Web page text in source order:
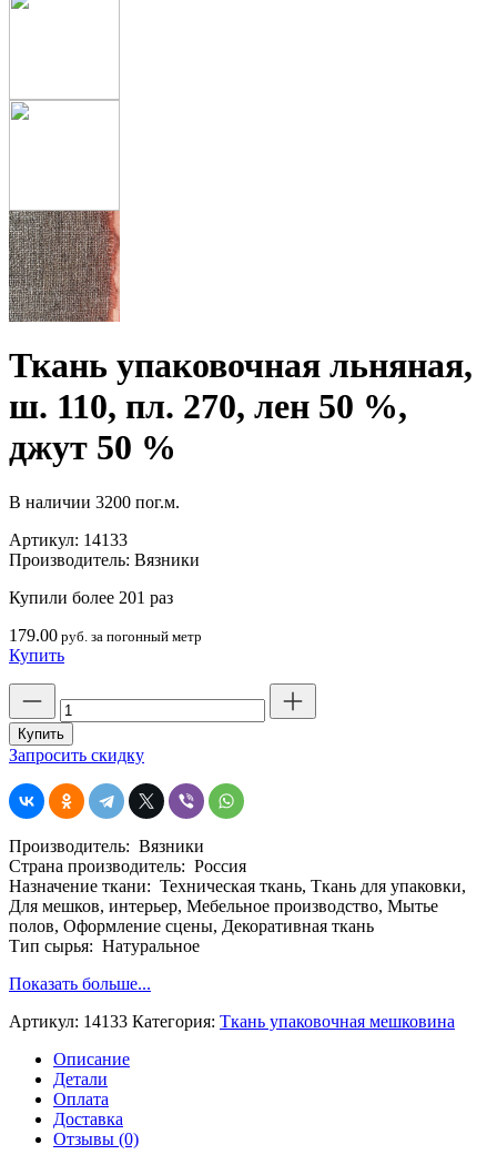
Ткань упаковочная льняная,
ш. 110, пл. 270, лен 50 %,
джут 50 %
В наличии 3200 пог.м.
Артикул: 14133
Производитель: Вязники
Купили более 201 раз
179.00 руб. за погонный метр
Купить
товара
Ткань
упаковочная
ш.
110,
270,
лен
50
%,
джут
50
Купить
Запросить скидку
Производитель: Вязники
Страна производитель: Россия
Назначение ткани: Техническая ткань, Ткань для упаковки,
Для мешков, интерьер, Мебельное производство, Мытье
полов, Оформление сцены, Декоративная ткань
Тип сырья: Натуральное
Показать больше...
Артикул: 14133 Категория: Ткань упаковочная мешковина
Описание
Детали
Оплата
Доставка
Отзывы (0)